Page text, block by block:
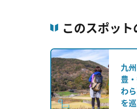
このスポッ
九
豊
わ
を